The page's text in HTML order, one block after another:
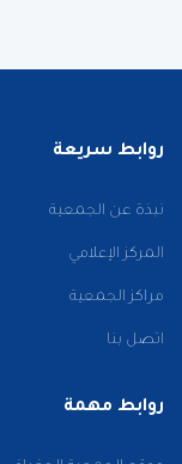
روابط سريعة
نبذة عن الجمعية
المركز الإعلامي
مراكز الجمعية
اتصل بنا
روابط مهمة